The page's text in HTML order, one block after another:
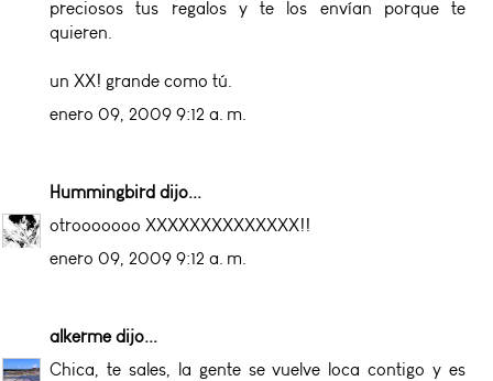
preciosos tus regalos y te los envían porque te
quieren.
un XX! grande como tú.
enero 09, 2009 9:12 a. m.
Hummingbird dijo...
otrooooooo XXXXXXXXXXXXXX!!
enero 09, 2009 9:12 a. m.
alkermedijo...
Chica, te sales, la gente se vuelve loca contigo y es